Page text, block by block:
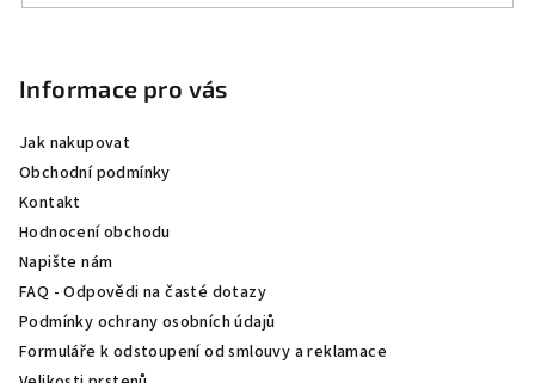
Informace pro vás
Jak nakupovat
Obchodní podmínky
Kontakt
Hodnocení obchodu
Napište nám
FAQ - Odpovědi na časté dotazy
Podmínky ochrany osobních údajů
Formuláře k odstoupení od smlouvy a reklamace